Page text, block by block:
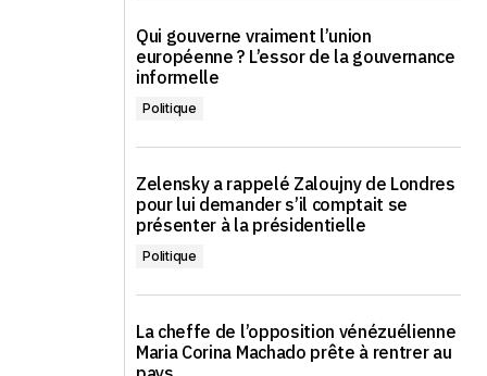
Qui gouverne vraiment l’union
européenne ? L’essor de la gouvernance
informelle
Politique
Zelensky a rappelé Zaloujny de Londres
pour lui demander s’il comptait se
présenter à la présidentielle
Politique
La cheffe de l’opposition vénézuélienne
Maria Corina Machado prête à rentrer au